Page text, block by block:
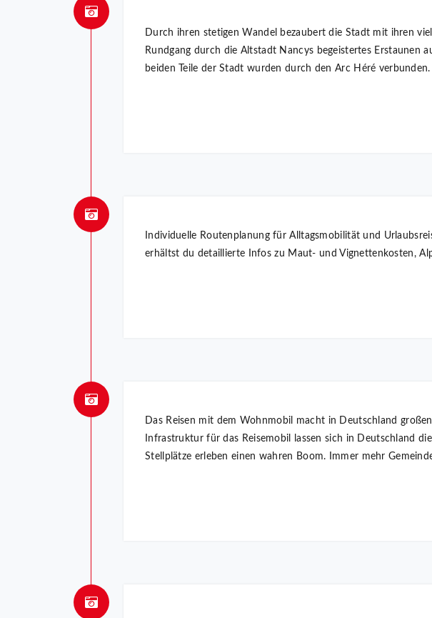
Durch ihren stetigen Wandel bezaubert die Stadt mit ihren
Rundgang durch die Altstadt Nancys begeistertes Erstaunen
beiden Teile der Stadt wurden durch den Arc Héré verbunden.
Individuelle Routenplanung für Alltagsmobilität und
erhältst du detaillierte Infos zu Maut- und Vignettenkosten,
Das Reisen mit dem Wohnmobil macht in Deutschland
Infrastruktur für das Reisemobil lassen sich in Deutschland
Stellplätze erleben einen wahren Boom. Immer mehr